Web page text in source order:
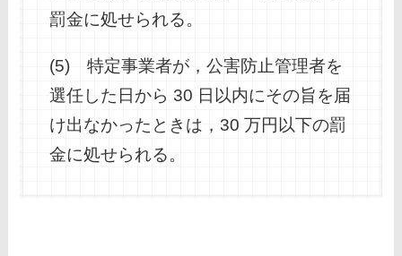
罰金に処せられる。
(5) 特定事業者が，公害防止管理者を
選任した日から 30 日以内にその旨を届
け出なかったときは，30 万円以下の罰
金に処せられる。